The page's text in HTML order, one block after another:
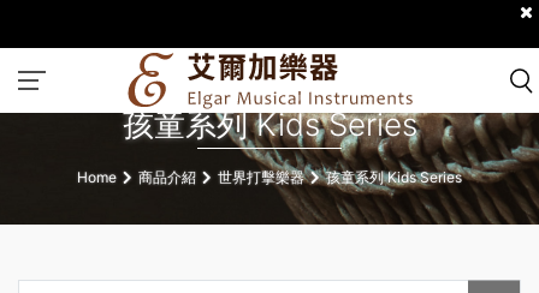
孩童系列 Kids Series
Home 商品介紹 世界打擊樂器 孩童系列 Kids Series